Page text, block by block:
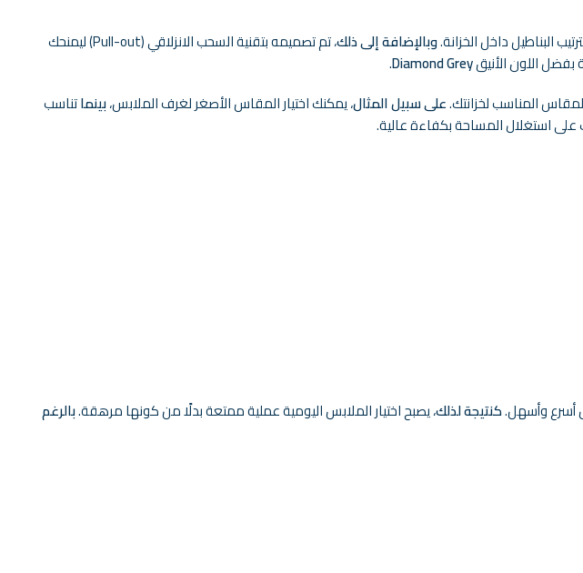
البناطيل داخل الخزانة.وبالإضافة إلى ذلك
، تم تصميمه بتقنية السحب الانزلاقي (Pull-out) ليمنحك
اللون الأنيقDiamond Grey
.
المناسب لخزانتك.على سبيل المثال، يمكنك اختيار المقاس الأصغر لغرف الملابس،بينماتناسب
أسرع وأسهل.كنتيجة لذلك، يصبح اختيار الملابس اليومية عملية ممتعة بدلًا من كونها مرهقة.بالرغم